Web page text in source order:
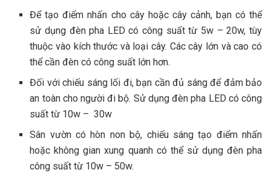
Để tạo điểm nhấn cho cây hoặc cây cảnh, bạn có thể
sử dụng đèn pha LED có công suất từ 5w – 20w, tùy
thuộc vào kích thước và loại cây. Các cây lớn và cao có
thể cần đèn có công suất lớn hơn.
Đối với chiếu sáng lối đi, bạn cần đủ sáng để đảm bảo
an toàn cho người đi bộ. Sử dụng đèn pha LED có công
suất từ 10w – 30w
Sân vườn có hòn non bộ, chiếu sáng tạo điểm nhấn
hoặc không gian xung quanh có thể sử dụng đèn pha
công suất từ 10w – 50w.